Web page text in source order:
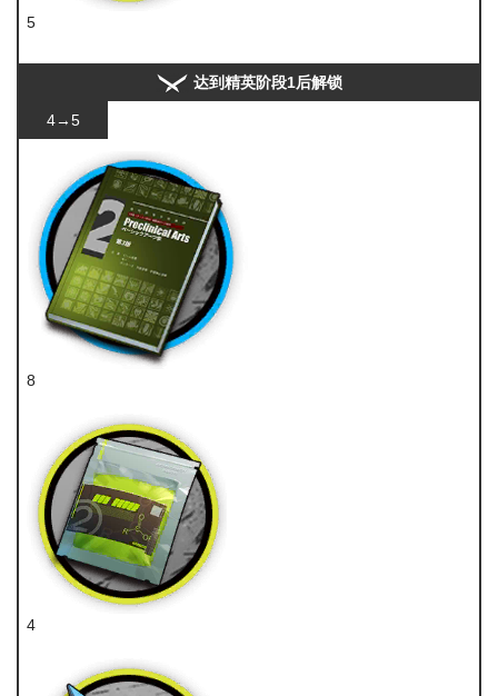
5
达到精英阶段1后解锁
4→5
8
4